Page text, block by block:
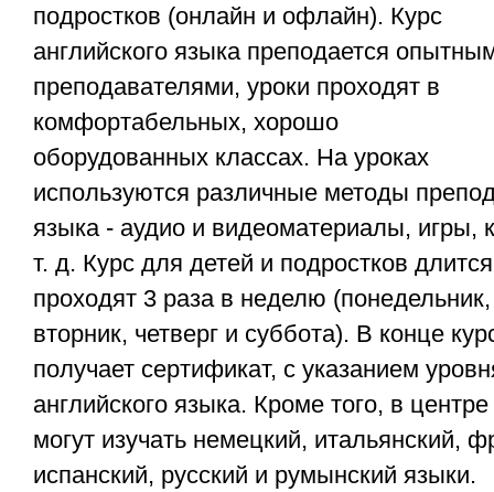
подростков (онлайн и офлайн). Курс
английского языка преподается
преподавателями, уроки проходят в
комфортабельных, хорошо
оборудованных классах. На уроках
используются различные методы
языка - аудио и видеоматериалы, игры,
т. д. Курс для детей и подростков
проходят 3 раза в неделю
вторник, четверг и суббота). В конце
получает сертификат, с указанием
английского языка. Кроме того, в
могут изучать немецкий, итальянский,
испанский, русский и румынский языки.